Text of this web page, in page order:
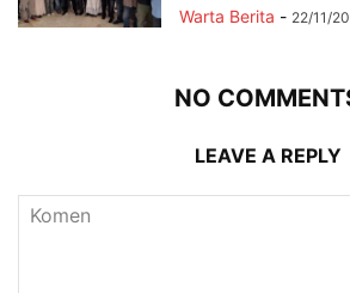
Warta Berita - 22/11/
NO
LEAVE A REPLY